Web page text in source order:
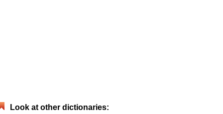
Look at other dictionaries: